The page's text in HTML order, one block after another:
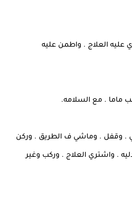
عليه العلاج . واطمن عليه
ماما . مع السلامه.
. وقفل . وماشي ف الطريق . وركن
. واشتري العلاج . وركب وغير